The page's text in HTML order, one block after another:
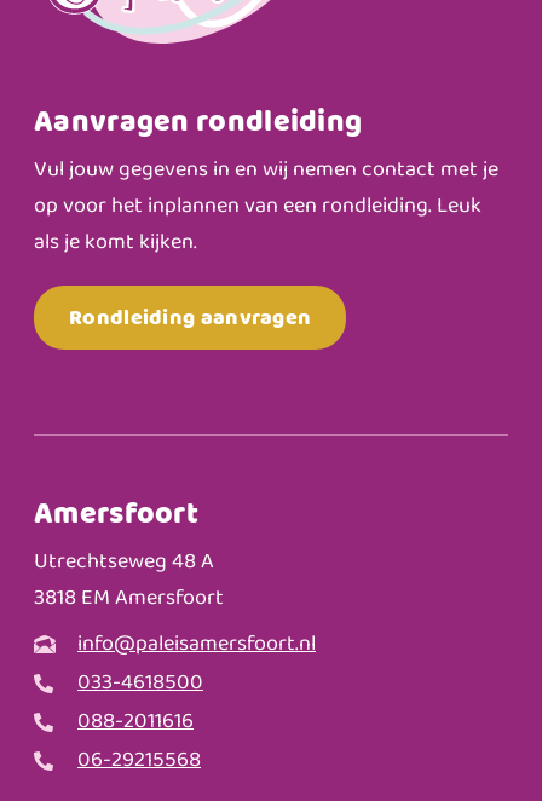
Aanvragen rondleiding
Vul jouw gegevens in en wij nemen contact met je
op voor het inplannen van een rondleiding. Leuk
als je komt kijken.
Rondleiding aanvragen
Amersfoort
Utrechtseweg 48 A
3818 EM Amersfoort
info@paleisamersfoort.nl
033-4618500
088-2011616
06-29215568